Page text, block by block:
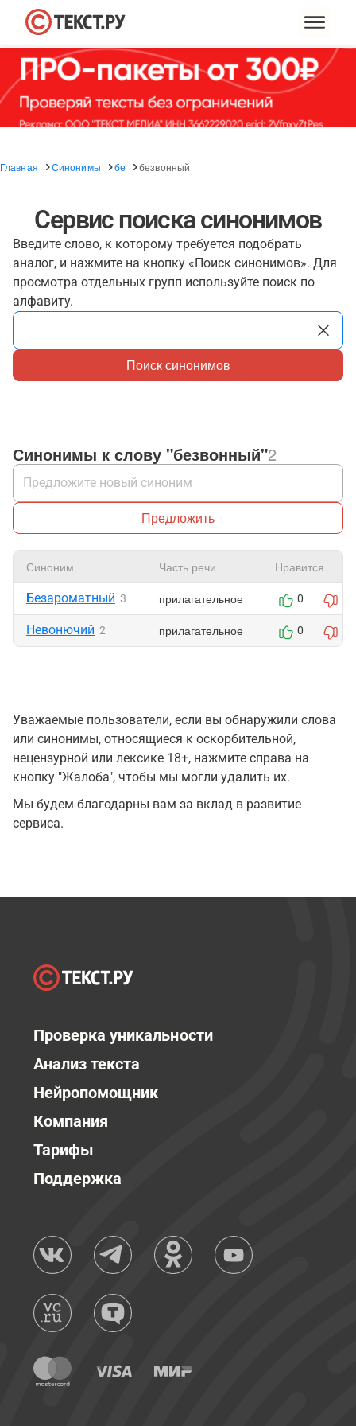
Главная Синонимы бе безвонный
Сервис поиска синонимов
Введите слово, к которому требуется подобрать
аналог, и нажмите на кнопку «Поиск синонимов». Для
просмотра отдельных групп используйте поиск по
алфавиту.
Поиск синонимов
Синонимы к слову "безвонный"2
Предложить
Синоним Часть речи Нравится
Безароматный 3 прилагательное 0 0
Невонючий 2 прилагательное 0 0
Уважаемые пользователи, если вы обнаружили слова
или синонимы, относящиеся к оскорбительной,
нецензурной или лексике 18+, нажмите справа на
кнопку "Жалоба", чтобы мы могли удалить их.
Мы будем благодарны вам за вклад в развитие
сервиса.
Проверка уникальности
Анализ текста
Нейропомощник
Компания
Тарифы
Поддержка